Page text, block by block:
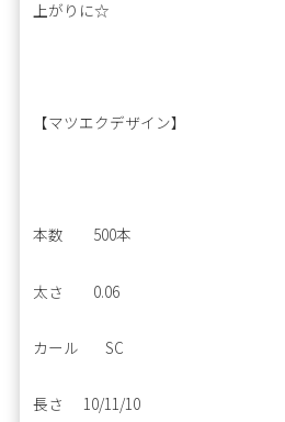
上がりに☆
【マツエクデザイン】
本数 500本
太さ 0.06
カール SC
長さ 10/11/10